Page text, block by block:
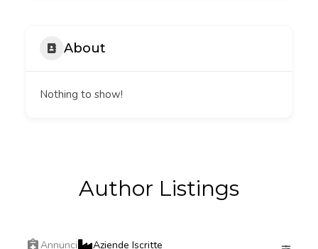
About
Nothing to show!
Author Listings
Annunci Aziende Iscritte